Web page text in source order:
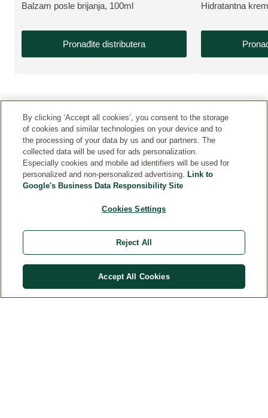
VIŠE INFORMACIJA:
Balzam posle brijanja, 100ml
Pronađite distributera
VIŠE
Hidratantna
KONTAKT
PRAVNA OBAVEŠTENJA
By clicking ‘Accept all cookies’, you consent to the storage
of cookies and similar technologies on your device and to
the processing of your data by us and our partners. The
collected data will be used for ads personalization.
Especially cookies and mobile ad identifiers will be used for
personalized and non-personalized advertising. Link to
Google's Business Data Responsibility Site
Cookies Settings
Reject All
Accept All Cookies